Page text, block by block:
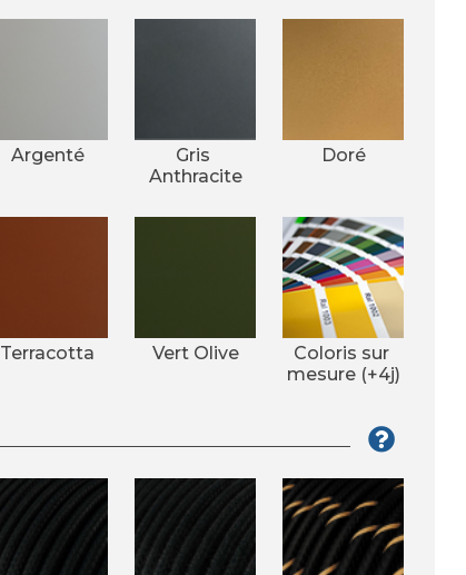
Argenté
Gris
Anthracite
Doré
Terracotta Vert Olive
Coloris sur
mesure (+4j)